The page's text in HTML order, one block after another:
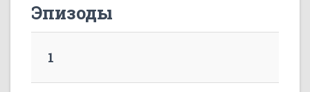
Эпизоды
1